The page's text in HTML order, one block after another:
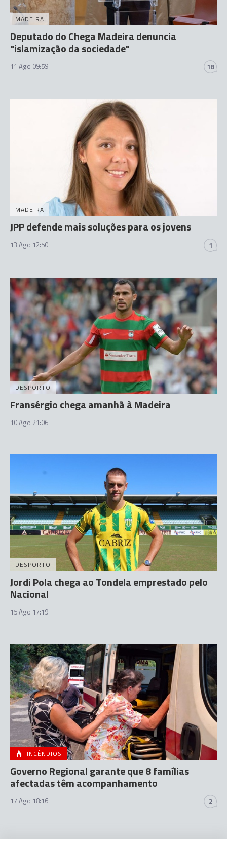
MADEIRA
Deputado do Chega Madeira denuncia
"islamização da sociedade"
11 Ago 09:59 18
MADEIRA
JPP defende mais soluções para os jovens
13 Ago 12:50 1
DESPORTO
Fransérgio chega amanhã à Madeira
10 Ago 21:06
DESPORTO
Jordi Pola chega ao Tondela emprestado pelo
Nacional
15 Ago 17:19
INCÊNDIOS
Governo Regional garante que 8 famílias
afectadas têm acompanhamento
17 Ago 18:16 2